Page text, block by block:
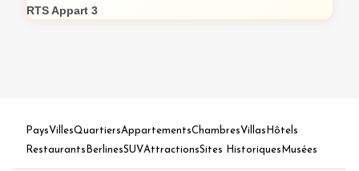
RTS Appart 3
PaysVillesQuartiersAppartementsChambresVillas Hôtels
Restaurants BerlinesSUVAttractionsSites Historiques Musées